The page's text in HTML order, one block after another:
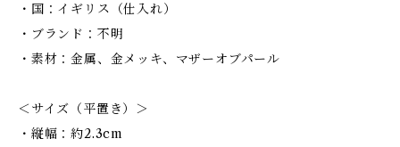
・国：イギリス（仕入れ）
・ブランド：不明
・素材：金属、金メッキ、マザーオブパール
＜サイズ（平置き）＞
・縦幅：約2.3cm